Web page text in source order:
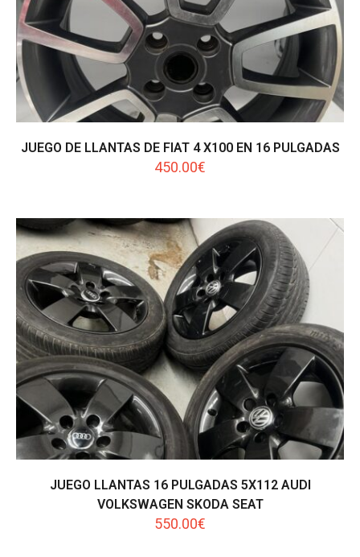
JUEGO DE LLANTAS DE FIAT 4 X100 EN 16 PULGADAS
450.00€
JUEGO LLANTAS 16 PULGADAS 5X112 AUDI
VOLKSWAGEN SKODA SEAT
550.00€